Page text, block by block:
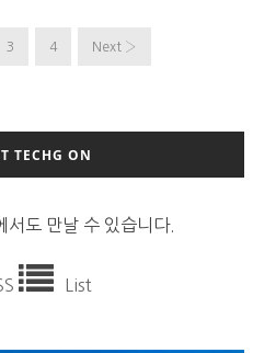
3 4 Next ›
TECHG ON
서도 만날 수 있습니다.
List